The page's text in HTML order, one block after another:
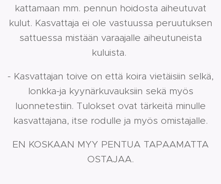
kattamaan mm. pennun hoidosta aiheutuvat
kulut. Kasvattaja ei ole vastuussa peruutuksen
sattuessa mistään varaajalle aiheutuneista
kuluista.
- Kasvattajan toive on että koira vietäisiin selkä,
lonkka-ja kyynärkuvauksiin sekä myös
luonnetestiin. Tulokset ovat tärkeitä minulle
kasvattajana, itse rodulle ja myös omistajalle.
EN KOSKAAN MYY PENTUA TAPAAMATTA
OSTAJAA.